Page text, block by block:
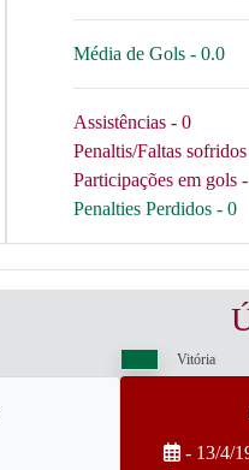
Média de Gols - 0.0
Assistências - 0
Penaltis/Faltas
Participações em gols
Penalties Perdidos - 0
Vitória
- 13/4/